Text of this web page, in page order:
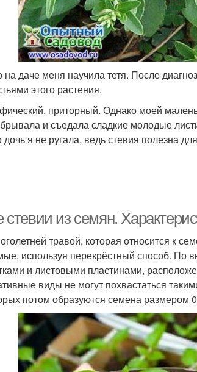
даче меня научила тетя. После
этого растения.
приторный. Однако моей
и съедала сладкие молодые
я не ругала, ведь стевия полезна
из семян.
травой, которая относится к
используя перекрёстный способ. По
и листовыми пластинами,
виды не могут похвастаться
потом образуются семена размером